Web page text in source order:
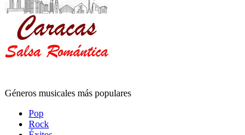
Géneros musicales más populares
Pop
Rock